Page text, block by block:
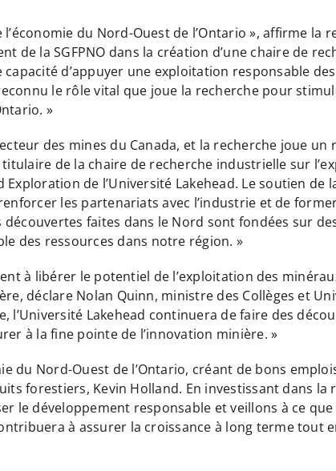
du Nord-Ouest de l’Ontario », affirme la
de la SGFPNO dans la création d’une chaire de
d’appuyer une exploitation responsable
le rôle vital que joue la recherche pour
»
des mines du Canada, et la recherche joue
de la chaire de recherche industrielle sur
de l’Université Lakehead. Le soutien de
les partenariats avec l’industrie et de
faites dans le Nord sont fondées sur
des ressources dans notre région. »
à libérer le potentiel de l’exploitation des
déclare Nolan Quinn, ministre des Collèges et
l’Université Lakehead continuera de faire des
à la fine pointe de l’innovation minière. »
du Nord-Ouest de l’Ontario, créant de bons
forestiers, Kevin Holland. En investissant dans la
le développement responsable et veillons à ce
à assurer la croissance à long terme tout